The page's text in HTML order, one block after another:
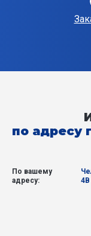
по адресу
По вашему
адресу:
4В